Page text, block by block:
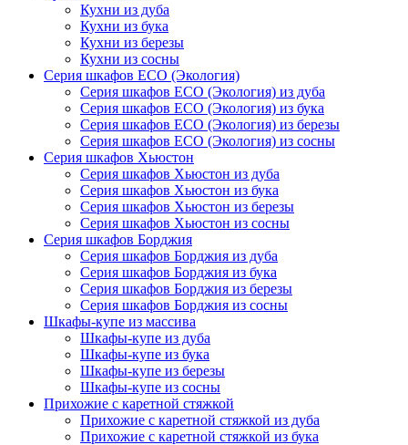
Кухни из дуба
Кухни из бука
Кухни из березы
Кухни из сосны
Серия шкафов ECO (Экология)
Серия шкафов ECO (Экология) из дуба
Серия шкафов ECO (Экология) из бука
Серия шкафов ECO (Экология) из березы
Серия шкафов ECO (Экология) из сосны
Серия шкафов Хьюстон
Серия шкафов Хьюстон из дуба
Серия шкафов Хьюстон из бука
Серия шкафов Хьюстон из березы
Серия шкафов Хьюстон из сосны
Серия шкафов Борджия
Серия шкафов Борджия из дуба
Серия шкафов Борджия из бука
Серия шкафов Борджия из березы
Серия шкафов Борджия из сосны
Шкафы-купе из массива
Шкафы-купе из дуба
Шкафы-купе из бука
Шкафы-купе из березы
Шкафы-купе из сосны
Прихожие с каретной стяжкой
Прихожие с каретной стяжкой из дуба
Прихожие с каретной стяжкой из бука